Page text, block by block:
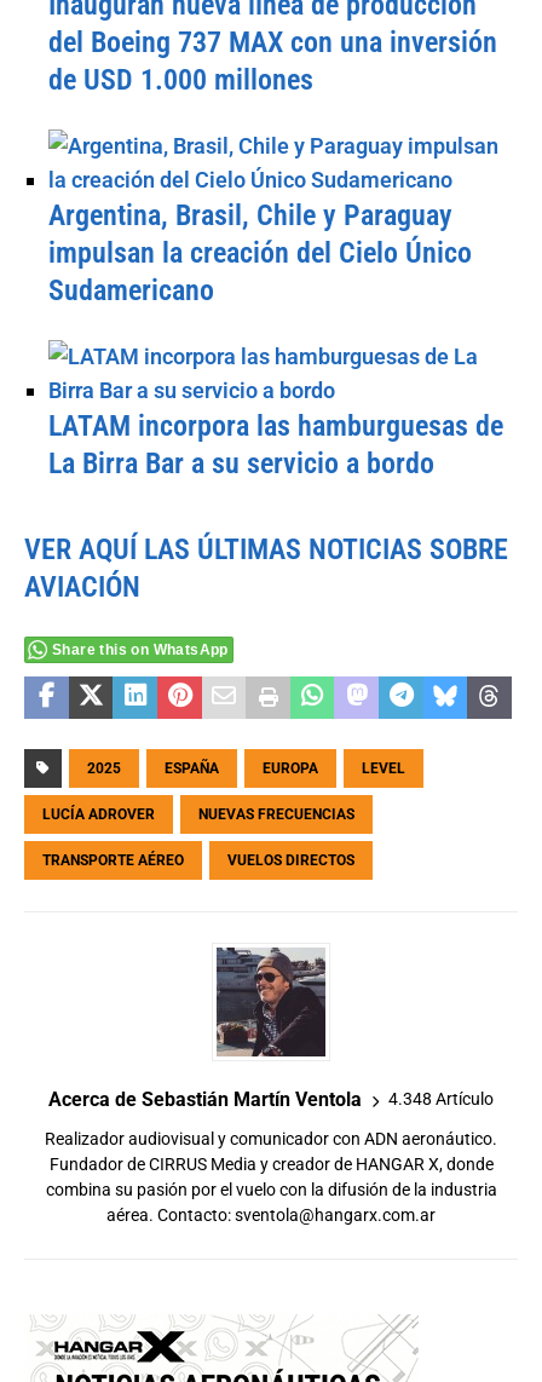
del Boeing 737 MAX con una inversión
de USD 1.000 millones
Argentina, Brasil, Chile y Paraguay
impulsan la creación del Cielo Único
Sudamericano
LATAM incorpora las hamburguesas de
La Birra Bar a su servicio a bordo
VER AQUÍ LAS ÚLTIMAS NOTICIAS SOBRE
AVIACIÓN
Share this on WhatsApp
2025 ESPAÑA EUROPA LEVEL
LUCÍA ADROVER NUEVAS FRECUENCIAS
TRANSPORTE AÉREO VUELOS DIRECTOS
Acerca de Sebastián Martín Ventola 4.348 Artículo
Realizador audiovisual y comunicador con ADN aeronáutico.
Fundador de CIRRUS Media y creador de HANGAR X, donde
combina su pasión por el vuelo con la difusión de la industria
aérea. Contacto:sventola@hangarx.com.ar